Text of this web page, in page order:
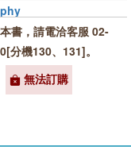
書，請電洽客服 02-
分機130、131]。
無法訂購